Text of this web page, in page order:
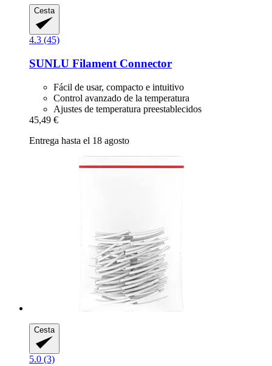
Cesta
4.3 (45)
SUNLU Filament Connector
Fácil de usar, compacto e intuitivo
Control avanzado de la temperatura
Ajustes de temperatura preestablecidos
45,49 €
Entrega hasta el 18 agosto
Cesta
5.0 (3)